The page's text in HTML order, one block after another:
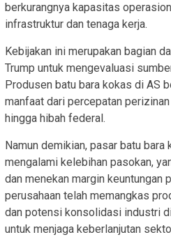
berkurangnya kapasitas
infrastruktur dan tenaga kerja.
Kebijakan ini merupakan bagian
Trump untuk mengevaluasi
Produsen batu bara kokas di AS
manfaat dari percepatan
hingga hibah federal.
Namun demikian, pasar batu
mengalami kelebihan pasokan,
dan menekan margin keuntungan
perusahaan telah memangkas
dan potensi konsolidasi industri
untuk menjaga keberlanjutan